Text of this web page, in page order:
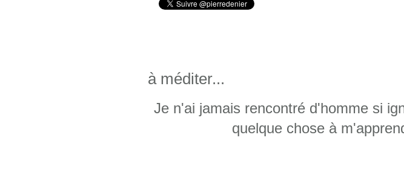
à méditer...
Je n'ai jamais rencontré d'homme si
quelque chose à